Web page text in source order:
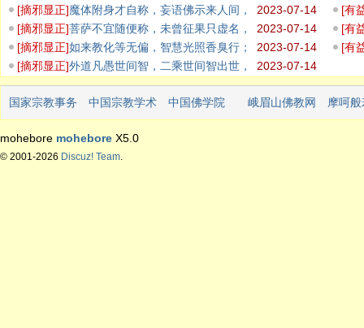
无生无相
2023-07-14
[摘邪显正]魔体附身才自称，妄语佛示来人间，
佛经正知
2023-07-14
[摘邪显正]菩萨不宜随便称，未曾征果只虚名，
古往多少
2023-07-14
[摘邪显正]如来教化等无偏，智慧光照香臭行；
众生根器
2023-07-14
[摘邪显正]外道凡愚世间智，二乘世间智出世，
佛菩萨证
性中
[有
水陆
[有
心性
[有
国家宗教事务
局
中国宗教学术
网
中国佛学院 峨眉山佛教网 摩呵
mohebore mohebore X5.0
© 2001-2026 Discuz! Team